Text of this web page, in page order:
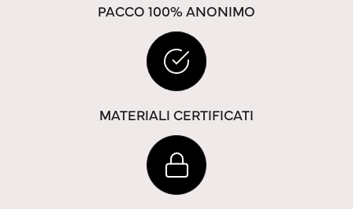
PACCO 100% ANONIMO
MATERIALI CERTIFICATI